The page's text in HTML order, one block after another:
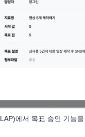
에서 목표 승인 기능